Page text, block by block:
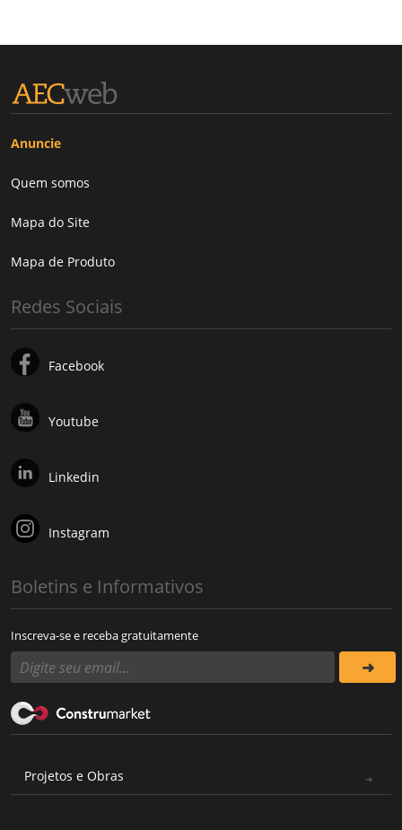
Anuncie
Quem somos
Mapa do Site
Mapa de Produto
Redes Sociais
Facebook
Youtube
Linkedin
Instagram
Boletins e Informativos
Inscreva-se e receba gratuitamente
Projetos e Obras